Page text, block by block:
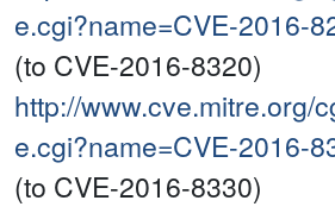
e.cgi?name=CVE-2016-
(to CVE-2016-8320)
http://www.cve.mitre.org/
e.cgi?name=CVE-2016-
(to CVE-2016-8330)